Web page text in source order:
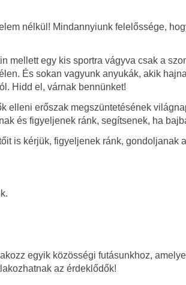
nélkül! Mindannyiunk felelőssége,
mellett egy kis sportra vágyva csak a
És sokan vagyunk anyukák, akik
Hidd el, várnak bennünket!
elleni erőszak megszüntetésének
és figyeljenek ránk, segítsenek, ha
is kérjük, figyeljenek ránk, gondoljanak
egyik közösségi futásunkhoz,
az érdeklődők!